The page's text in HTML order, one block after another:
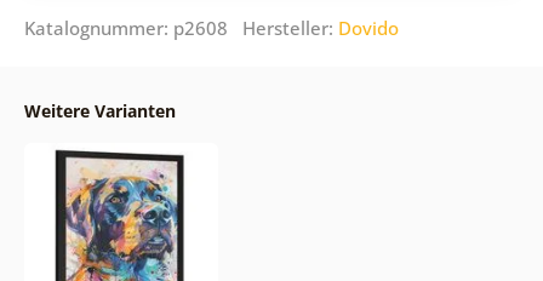
Katalognummer: p2608 Hersteller: Dovido
Weitere Varianten